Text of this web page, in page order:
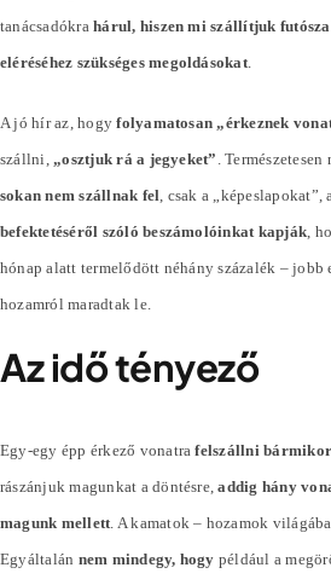
tanácsadókrahárul, hiszen mi szállítjuk
eléréséhez szükséges megoldásokat.
A jó hír az, hogyfolyamatosan „érkeznek
szállni,„osztjuk rá a jegyeket” .
sokan nem szállnak fel , csak a „képeslapokat”,
befektetéséről szóló beszámolóinkat kapják ,
hónap alatt termelődött néhányszázalék – jobb
hozamról maradtak le.
Az idő tényező
Egy-egy épp érkező vonatrafelszállni bármikor
rászánjuk magunkat a döntésre,addig hány
magunk mellett. A kamatok – hozamok
Egyáltalán nem mindegy, hogy például a